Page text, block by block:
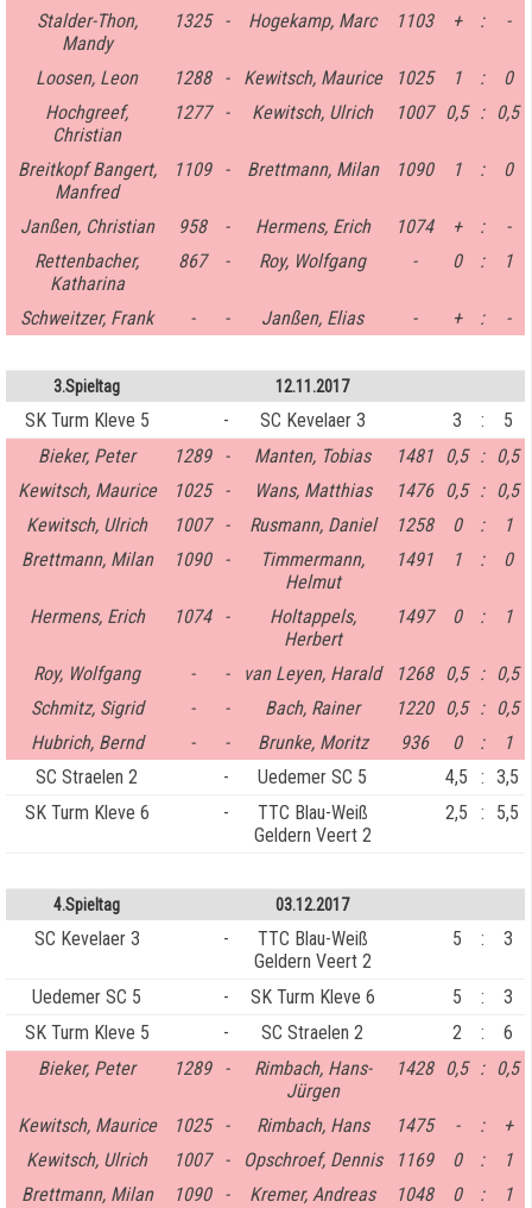
Stalder-Thon,
Mandy
1325 - Hogekamp, Marc 1103 + : -
Loosen, Leon 1288 - Kewitsch, Maurice 1025 1 :
0
Hochgreef,
Christian
1277 - Kewitsch, Ulrich 1007 0,5 : 0,5
Breitkopf Bangert,
Manfred
1109 - Brettmann, Milan 1090 1 : 0
Janßen, Christian 958 - Hermens, Erich 1074 + :
-
Rettenbacher,
Katharina
867 - Roy, Wolfgang - 0 : 1
Schweitzer, Frank - - Janßen, Elias - + : -
3.Spieltag 12.11.2017
SK Turm Kleve 5 - SC Kevelaer 3 3 :
5
Bieker, Peter
1289 - Manten, Tobias 1481 0,5 : 0,5
Kewitsch, Maurice
1025 - Wans, Matthias 1476 0,5 : 0,5
Kewitsch, Ulrich
1007 - Rusmann, Daniel 1258 0 :
1
Brettmann, Milan
1090 -
Timmermann,
Helmut
1491 1 : 0
Hermens, Erich 1074 -
Holtappels,
Herbert
1497 0 : 1
Roy, Wolfgang - - van Leyen, Harald 1268 0,5 : 0,5
Schmitz, Sigrid
- - Bach, Rainer 1220 0,5 : 0,5
Hubrich, Bernd
- - Brunke, Moritz 936 0 :
1
SC Straelen 2
- Uedemer SC 5 4,5 : 3,5
SK Turm Kleve 6
-
TTC Blau-Weiß
Geldern Veert 2
2,5 : 5,5
4.Spieltag 03.12.2017
SC Kevelaer 3 -
TTC Blau-Weiß
Geldern Veert 2
5 : 3
Uedemer SC 5 - SK Turm Kleve 6 5 :
3
SK Turm Kleve 5
- SC Straelen 2 2 :
6
Bieker, Peter
1289 -
Rimbach, Hans-
Jürgen
1428 0,5 : 0,5
Kewitsch, Maurice 1025 - Rimbach, Hans 1475 - :
+
Kewitsch, Ulrich
1007 - Opschroef, Dennis 1169 0 :
1
Brettmann, Milan
1090 - Kremer, Andreas 1048 0 : 1